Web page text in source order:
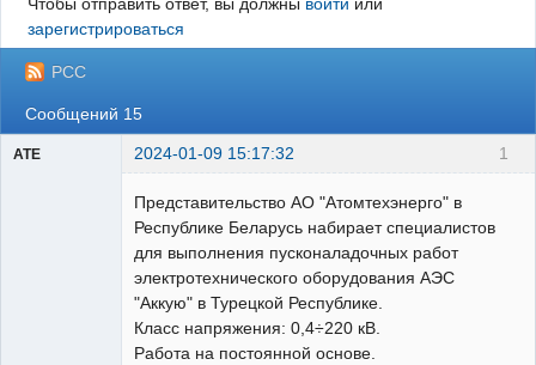
Чтобы отправить ответ, вы должны войти или
зарегистрироваться
РСС
Сообщений 15
1
ATE 2024-01-09 15:17:32
Представительство АО "Атомтехэнерго" в
Республике Беларусь набирает специалистов
для выполнения пусконаладочных работ
электротехнического оборудования АЭС
"Аккую" в Турецкой Республике.
Класс напряжения: 0,4÷220 кВ.
Работа на постоянной основе.